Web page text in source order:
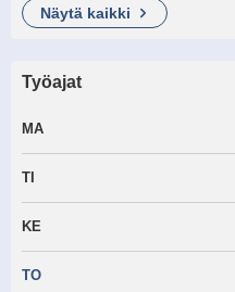
näytä kaikki
Työajat
MA
TI
KE
TO